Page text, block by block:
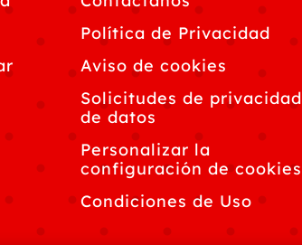
Política de Privacidad
Aviso de cookies
Solicitudes de privacidad
de datos
Personalizar la
configuración de cookies
Condiciones de Uso